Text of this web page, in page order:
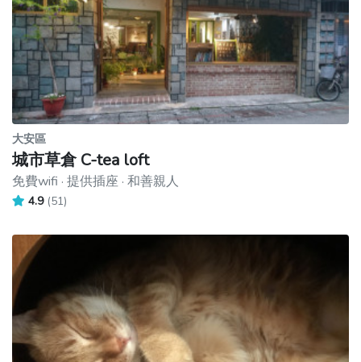
大安區
城市草倉 C-tea loft
免費wifi · 提供插座 · 和善親人
4.9 (51)